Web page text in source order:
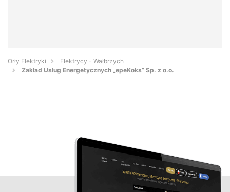
Orły Elektryki
Elektrycy - Wałbrzych
Zakład Usług Energetycznych „epeKoks” Sp. z o.o.